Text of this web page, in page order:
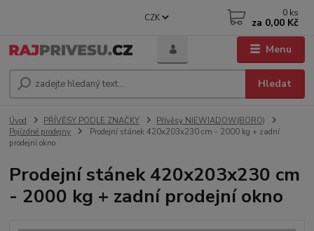
Menu
CZK
Hledat
0 ks
za 0,00 Kč
Úvod PŘÍVĚSY PODLE ZNAČKY
Přívěsy NIEWIADOW(BORO)
Pojízdné prodejny
Prodejní stánek 420x203x230 cm - 2000 kg + zadní
prodejní okno
Prodejní stánek 420x203x230 cm
- 2000 kg + zadní prodejní okno